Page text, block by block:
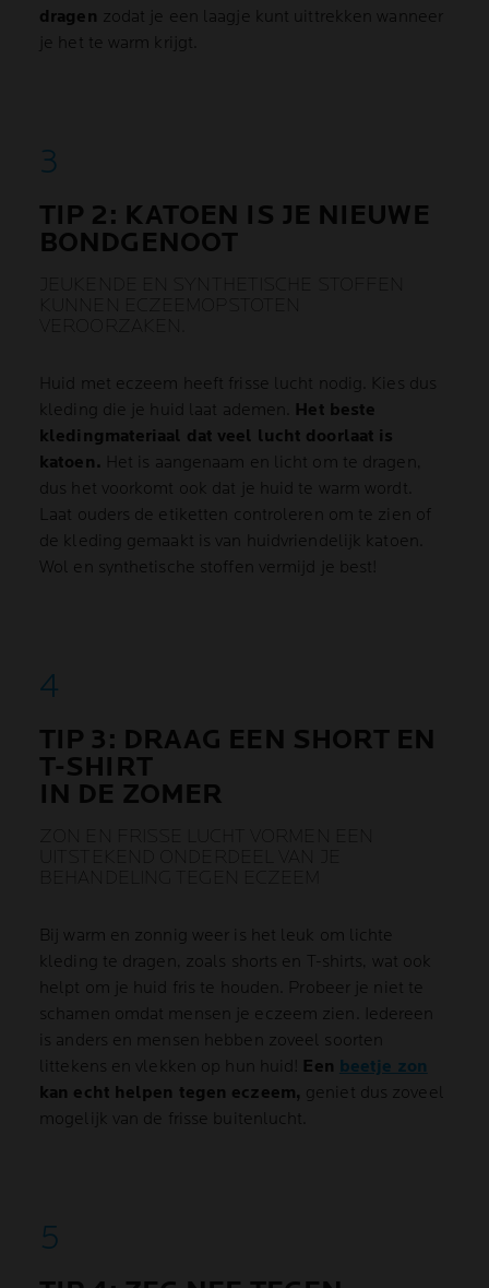
dragen zodat je een laagje kunt uittrekken wanneer
je het te warm krijgt.
TIP 2: KATOEN IS JE NIEUWE
BONDGENOOT
Huid met eczeem heeft frisse lucht nodig. Kies dus
kleding die je huid laat ademen. Het beste
kledingmateriaal dat veel lucht doorlaat is
katoen. Het is aangenaam en licht om te dragen,
dus het voorkomt ook dat je huid te warm wordt.
Laat ouders de etiketten controleren om te zien of
de kleding gemaakt is van huidvriendelijk katoen.
Wol en synthetische stoffen vermijd je best!
TIP 3: DRAAG EEN SHORT EN
T-SHIRT
IN DE ZOMER
Bij warm en zonnig weer is het leuk om lichte
kleding te dragen, zoals shorts en T-shirts, wat ook
helpt om je huid fris te houden. Probeer je niet te
schamen omdat mensen je eczeem zien. Iedereen
is anders en mensen hebben zoveel soorten
littekens en vlekken op hun huid! Een beetje zon
kan echt helpen tegen eczeem, geniet dus zoveel
mogelijk van de frisse buitenlucht.